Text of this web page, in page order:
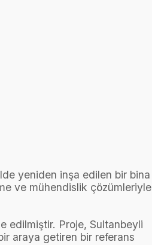
yeniden inşa edilen bir bina
ve mühendislik çözümleriyle
edilmiştir. Proje, Sultanbeyli
araya getiren bir referans